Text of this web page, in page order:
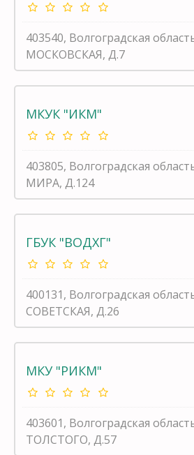
403540, Волгоградская
МОСКОВСКАЯ, Д.7
МКУК "ИКМ"
403805, Волгоградская
МИРА, Д.124
ГБУК "ВОДХГ"
400131, Волгоградская
СОВЕТСКАЯ, Д.26
МКУ "РИКМ"
403601, Волгоградская
ТОЛСТОГО, Д.57